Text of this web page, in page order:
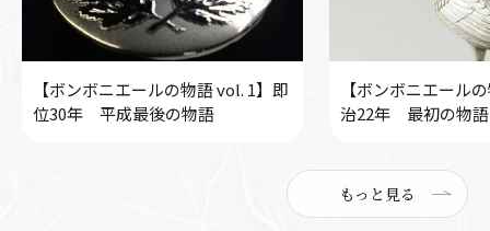
【ボンボニエールの物語 vol. 1】即
位30年 平成最後の物語
【ボンボニエール
治22年 最初の物語
もっと見る